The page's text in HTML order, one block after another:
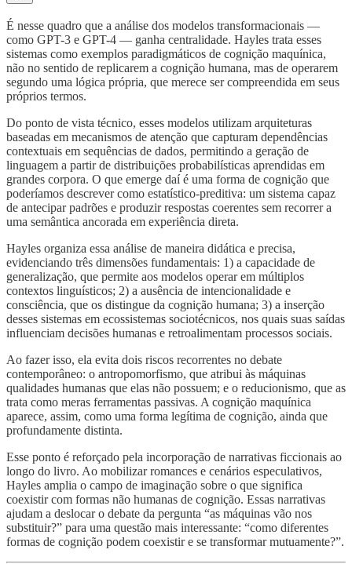
É nesse quadro que a análise dos modelos transformacionais —
como GPT-3 e GPT-4 — ganha centralidade. Hayles trata esses
sistemas como exemplos paradigmáticos de cognição maquínica,
não no sentido de replicarem a cognição humana, mas de operarem
segundo uma lógica própria, que merece ser compreendida em seus
próprios termos.
Do ponto de vista técnico, esses modelos utilizam arquiteturas
baseadas em mecanismos de atenção que capturam dependências
contextuais em sequências de dados, permitindo a geração de
linguagem a partir de distribuições probabilísticas aprendidas em
grandes corpora. O que emerge daí é uma forma de cognição que
poderíamos descrever como estatístico-preditiva: um sistema capaz
de antecipar padrões e produzir respostas coerentes sem recorrer a
uma semântica ancorada em experiência direta.
Hayles organiza essa análise de maneira didática e precisa,
evidenciando três dimensões fundamentais: 1) a capacidade de
generalização, que permite aos modelos operar em múltiplos
contextos linguísticos; 2) a ausência de intencionalidade e
consciência, que os distingue da cognição humana; 3) a inserção
desses sistemas em ecossistemas sociotécnicos, nos quais suas saídas
influenciam decisões humanas e retroalimentam processos sociais.
Ao fazer isso, ela evita dois riscos recorrentes no debate
contemporâneo: o antropomorfismo, que atribui às máquinas
qualidades humanas que elas não possuem; e o reducionismo, que as
trata como meras ferramentas passivas. A cognição maquínica
aparece, assim, como uma forma legítima de cognição, ainda que
profundamente distinta.
Esse ponto é reforçado pela incorporação de narrativas ficcionais ao
longo do livro. Ao mobilizar romances e cenários especulativos,
Hayles amplia o campo de imaginação sobre o que significa
coexistir com formas não humanas de cognição. Essas narrativas
ajudam a deslocar o debate da pergunta “as máquinas vão nos
substituir?” para uma questão mais interessante: “como diferentes
formas de cognição podem coexistir e se transformar mutuamente?”.